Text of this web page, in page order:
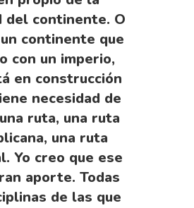
del continente. O
continente que
con un imperio,
en construcción
necesidad de
ruta, una ruta
una ruta
Yo creo que ese
aporte. Todas
de las que